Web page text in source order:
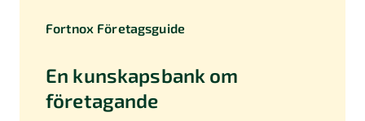
Fortnox Företagsguide
En kunskapsbank om
företagande